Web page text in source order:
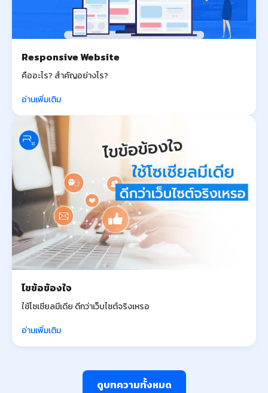
Responsive Website
คืออะไร? สำคัญอย่างไร?
อ่านเพิ่มเติม
ไขข้อข้องใจ
ใช้โซเชียลมีเดีย ดีกว่าเว็บไซต์จริงเหรอ
อ่านเพิ่มเติม
ดูบทความทั้งหมด